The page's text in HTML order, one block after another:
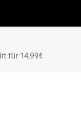
für 14,99€